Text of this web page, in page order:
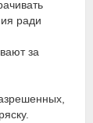
ради
за